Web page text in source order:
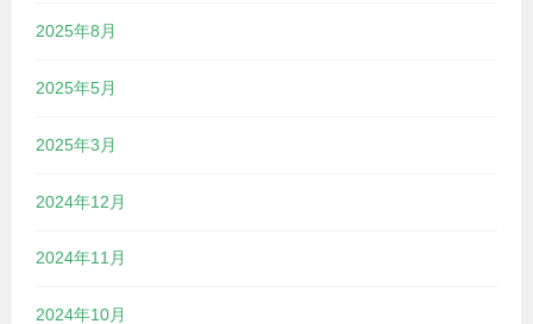
2025年8月
2025年5月
2025年3月
2024年12月
2024年11月
2024年10月